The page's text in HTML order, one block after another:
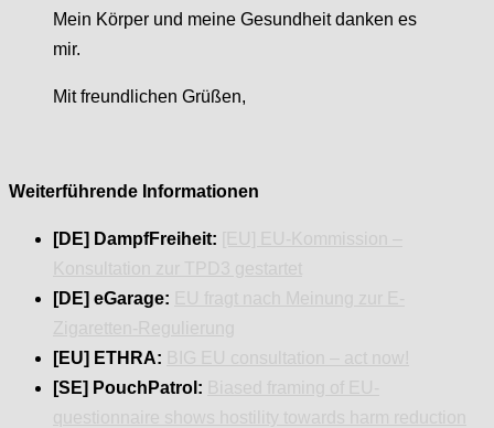
Mein Körper und meine Gesundheit danken es
mir.
Mit freundlichen Grüßen,
Weiterführende Informationen
[DE] DampfFreiheit:
[DE] eGarage:
[EU] ETHRA:
[SE] PouchPatrol: